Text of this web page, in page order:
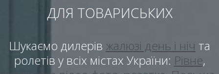
ДЛЯ ТОВАРИСЬКИХ
Шукаємо дилерів жалюзі день і ніч та
ролетів у всіх містах України: Рівне,